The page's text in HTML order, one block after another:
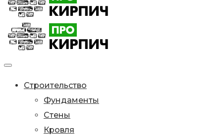
Строительство
Фундаменты
Стены
Кровля